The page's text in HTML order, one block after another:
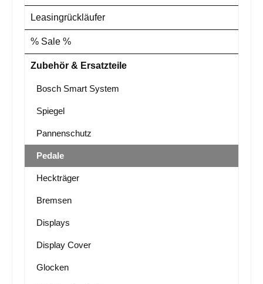
Leasingrückläufer
% Sale %
Zubehör & Ersatzteile
Bosch Smart System
Spiegel
Pannenschutz
Pedale
Heckträger
Bremsen
Displays
Display Cover
Glocken